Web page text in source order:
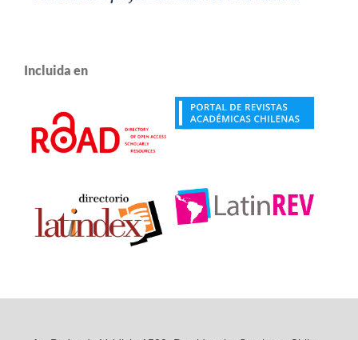
Incluida en